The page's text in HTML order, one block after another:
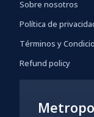
Sobre nosotros
Política de
Términos y
Refund policy